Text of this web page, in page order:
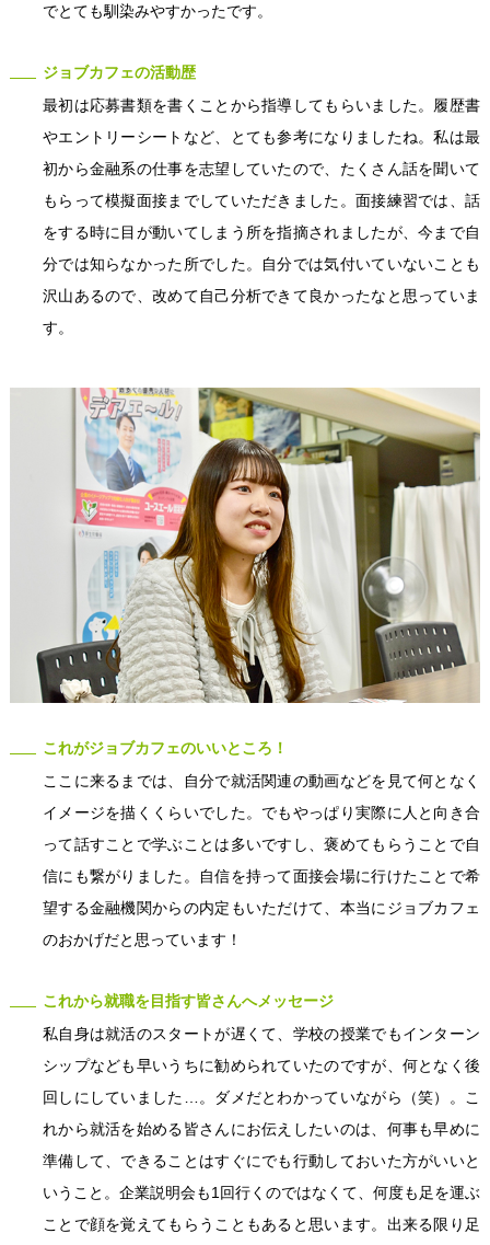
でとても馴染みやすかったです。
ジョブカフェの活動歴
最初は応募書類を書くことから指導してもらいました。履歴書
やエントリーシートなど、とても参考になりましたね。私は最
初から金融系の仕事を志望していたので、たくさん話を聞いて
もらって模擬面接までしていただきました。面接練習では、話
をする時に目が動いてしまう所を指摘されましたが、今まで自
分では知らなかった所でした。自分では気付いていないことも
沢山あるので、改めて自己分析できて良かったなと思っていま
す。
これがジョブカフェのいいところ！
ここに来るまでは、自分で就活関連の動画などを見て何となく
イメージを描くくらいでした。でもやっぱり実際に人と向き合
って話すことで学ぶことは多いですし、褒めてもらうことで自
信にも繋がりました。自信を持って面接会場に行けたことで希
望する金融機関からの内定もいただけて、本当にジョブカフェ
のおかげだと思っています！
これから就職を目指す皆さんへメッセージ
私自身は就活のスタートが遅くて、学校の授業でもインターン
シップなども早いうちに勧められていたのですが、何となく後
回しにしていました…。ダメだとわかっていながら（笑）。こ
れから就活を始める皆さんにお伝えしたいのは、何事も早めに
準備して、できることはすぐにでも行動しておいた方がいいと
いうこと。企業説明会も1回行くのではなくて、何度も足を運ぶ
ことで顔を覚えてもらうこともあると思います。出来る限り足